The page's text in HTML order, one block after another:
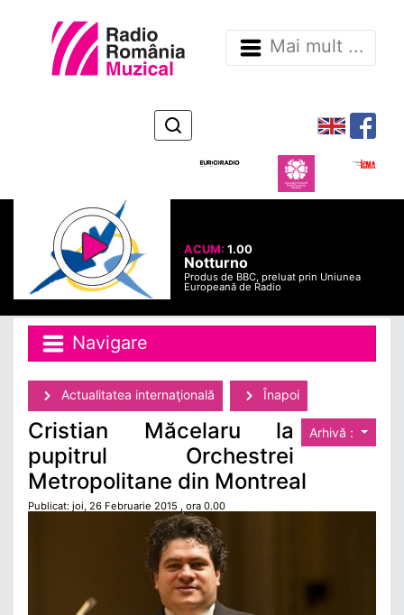
Mai mult ...
ACUM:1.00
Notturno
Produs de BBC, preluat prin Uniunea
Europeană de Radio
Navigare
Actualitatea internaţională Înapoi
Arhivă :
Cristian Măcelaru la
pupitrul Orchestrei
Metropolitane din Montreal
Publicat: joi, 26 Februarie 2015 , ora 0.00